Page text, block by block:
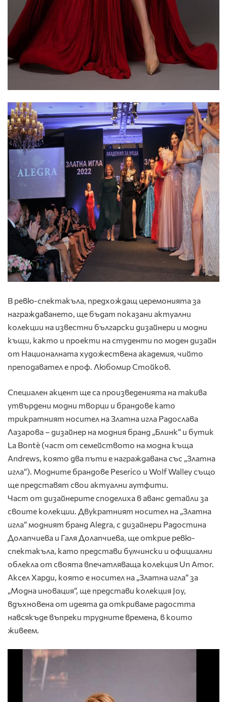
В ревю-спектакъла, предхождащ церемонията за
награждаването, ще бъдат показани актуални
колекции на известни български дизайнери и модни
къщи, както и проекти на студенти по моден дизайн
от Националната художествена академия, чийто
преподавател е проф. Любомир Стойков.
Специален акцент ще са произведенията на такива
утвърдени модни творци и брандове като
трикратният носител на Златна игла Радослава
Лазарова – дизайнер на модния бранд „Блинк“ и бутик
La Bontè (част от семейството на модна къща
Andrews, която два пъти е награждавана със „Златна
игла“). Модните брандове Peserico и Wolf Walley също
ще представят свои актуални аутфити.
Част от дизайнерите споделиха в аванс детайли за
своите колекции. Двукратният носител на „Златна
игла“ модният бранд Alegra, с дизайнери Радостина
Долапчиева и Галя Долапчиева, ще открие ревю-
спектакъла, като представи булчински и официални
облекла от своята впечатляваща колекция Un Amor.
Аксел Харди, която е носител на „Златна игла“ за
„Модна иновация“, ще представи колекция Joy,
вдъхновена от идеята да откриваме радостта
навсякъде въпреки трудните времена, в които
живеем.